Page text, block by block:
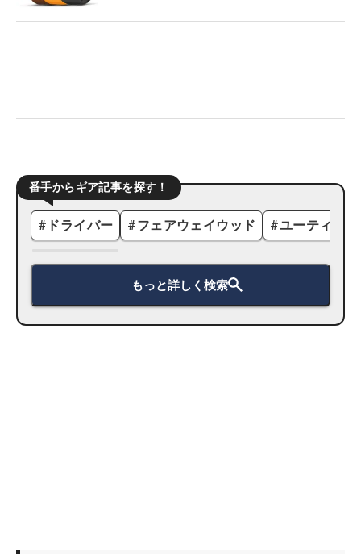
番手からギア記事を探す！
# ドライバー #フェアウェイウッド #ユーティリ
もっと詳しく検索